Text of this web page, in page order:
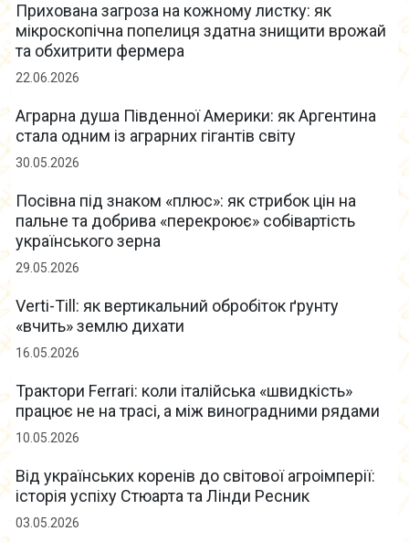
Прихована загроза на кожному листку: як
мікроскопічна попелиця здатна знищити врожай
та обхитрити фермера
22.06.2026
Аграрна душа Південної Америки: як Аргентина
стала одним із аграрних гігантів світу
30.05.2026
Посівна під знаком «плюс»: як стрибок цін на
пальне та добрива «перекроює» собівартість
українського зерна
29.05.2026
Verti-Till: як вертикальний обробіток ґрунту
«вчить» землю дихати
16.05.2026
Трактори Ferrari: коли італійська «швидкість»
працює не на трасі, а між виноградними рядами
10.05.2026
Від українських коренів до світової агроімперії:
історія успіху Стюарта та Лінди Ресник
03.05.2026